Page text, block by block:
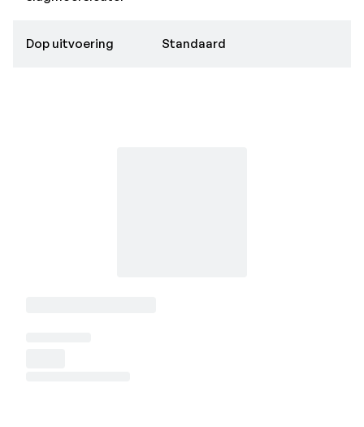
Dop uitvoering Standaard